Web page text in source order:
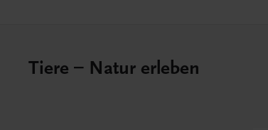
Tiere – Natur erleben